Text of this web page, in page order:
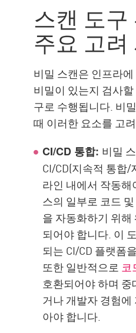
스캔 도구
주요 고려
비밀 스캔은 인프라
비밀이 있는지 검사
구로 수행됩니다. 비
때 이러한 요소를 고
CI/CD 통합: 비밀
CI/CD(지속적 통합
라인 내에서 작동
스의 일부로 코드
을 자동화하기 위
되어야 합니다. 이
되는 CI/CD 플랫폼
또한 일반적으로 코
호환되어야 하며
거나 개발자 경험
아야 합니다.